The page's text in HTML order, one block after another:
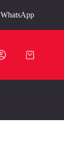
WhatsApp
Carro